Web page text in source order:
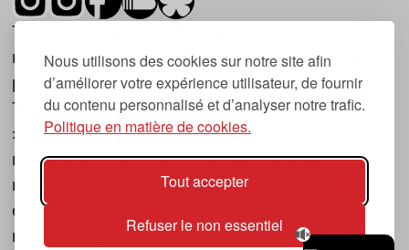
Nous utilisons des cookies sur notre site afin
d’améliorer votre expérience utilisateur, de fournir
du contenu personnalisé et d’analyser notre trafic.
Politique en matière de cookies.
Tout accepter
Refuser le non essentiel
Tsugi est un mensuel indépendant sur la
musique et les nouvelles tendances, dont la
première parution date de 2007.
Tsugi en japonais signifie « prochain », « suivant
», ce qui correspond à la thématique du
magazine, à l’affût des nouvelles tendances
musicales, qu’elles viennent de la musique
électronique, du rock ou du hip hop, et des
nouveaux phénomènes de société liés à la